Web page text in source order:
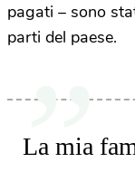
pagati – sono
parti del paese.
La mia